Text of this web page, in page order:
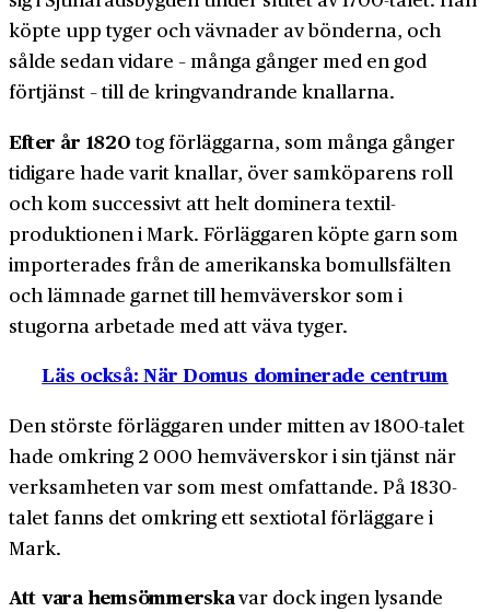
köpte upp tyger och vävnader av bönderna, och
sålde sedan vidare – många gånger med en god
förtjänst – till de kring­vandrande knallarna.
Efter år 1820tog för­läggarna, som många gånger
tidigare hade varit knallar, över sam­köparens roll
och kom successivt att helt dominera textil­
produktionen i Mark. För­läggaren köpte garn som
importerades från de amerikanska bomulls­fälten
och lämnade garnet till hem­väverskor som i
stugorna arbetade med att väva tyger.
Läs också: När Domus dominerade centrum
Den störste för­läggaren under mitten av 1800-talet
hade omkring 2 000 hem­väverskor i sin tjänst när
verksam­heten var som mest omfattande. På 1830-
talet fanns det omkring ett sextio­tal förläggare i
Mark.
Att vara hem­sömmerskavar dock ingen lysande